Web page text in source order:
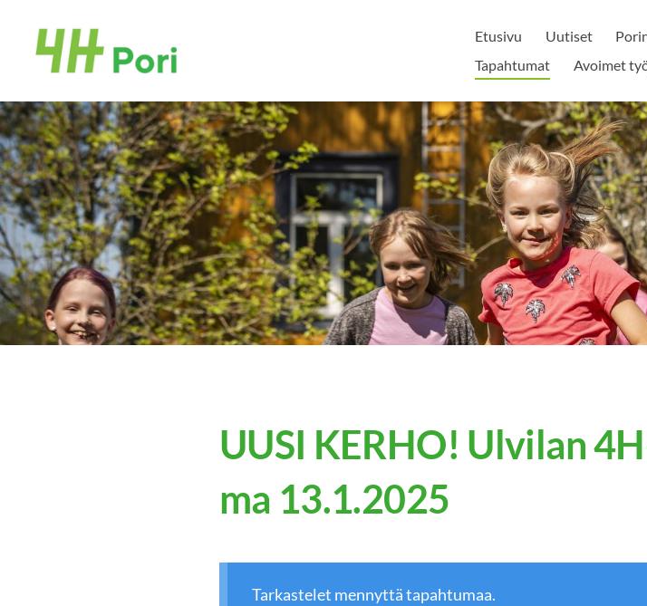
sivun
sisältöön
Porin Ja Noormarkun 4H-yhdistykset
Etusivu Uutiset
Tapahtumat
Avoimet
UUSI KERHO! Ulvilan
ma 13.1.2025
Tarkastelet mennyttä tapahtumaa.